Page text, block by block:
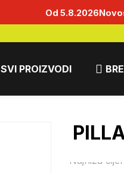
Od 5.8.2026
SVI PROIZVODI
ZDRAVLJE Vitamini i
Najniža